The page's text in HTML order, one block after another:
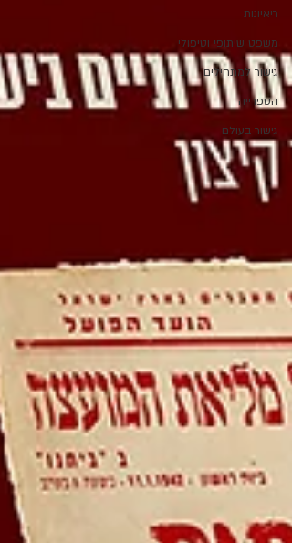
ריאיונות
משפט שיתופי וטיפולי
גישור למתחילים
הספרייה
גישור בעולם